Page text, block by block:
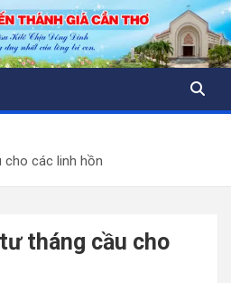
cho các linh hồn
tháng cầu cho